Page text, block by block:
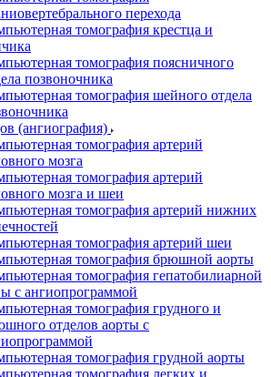
перехода
томография крестца и
томография поясничного
позвоночника
томография шейного отдела
(ангиография)
томография артерий
мозга
томография артерий
мозга и шеи
томография артерий нижних
томография артерий шеи
томография брюшной аорты
томография гепатобилиарной
с ангиопрограммой
томография грудного и
отделов аорты с
томография грудной аорты
томография легких и